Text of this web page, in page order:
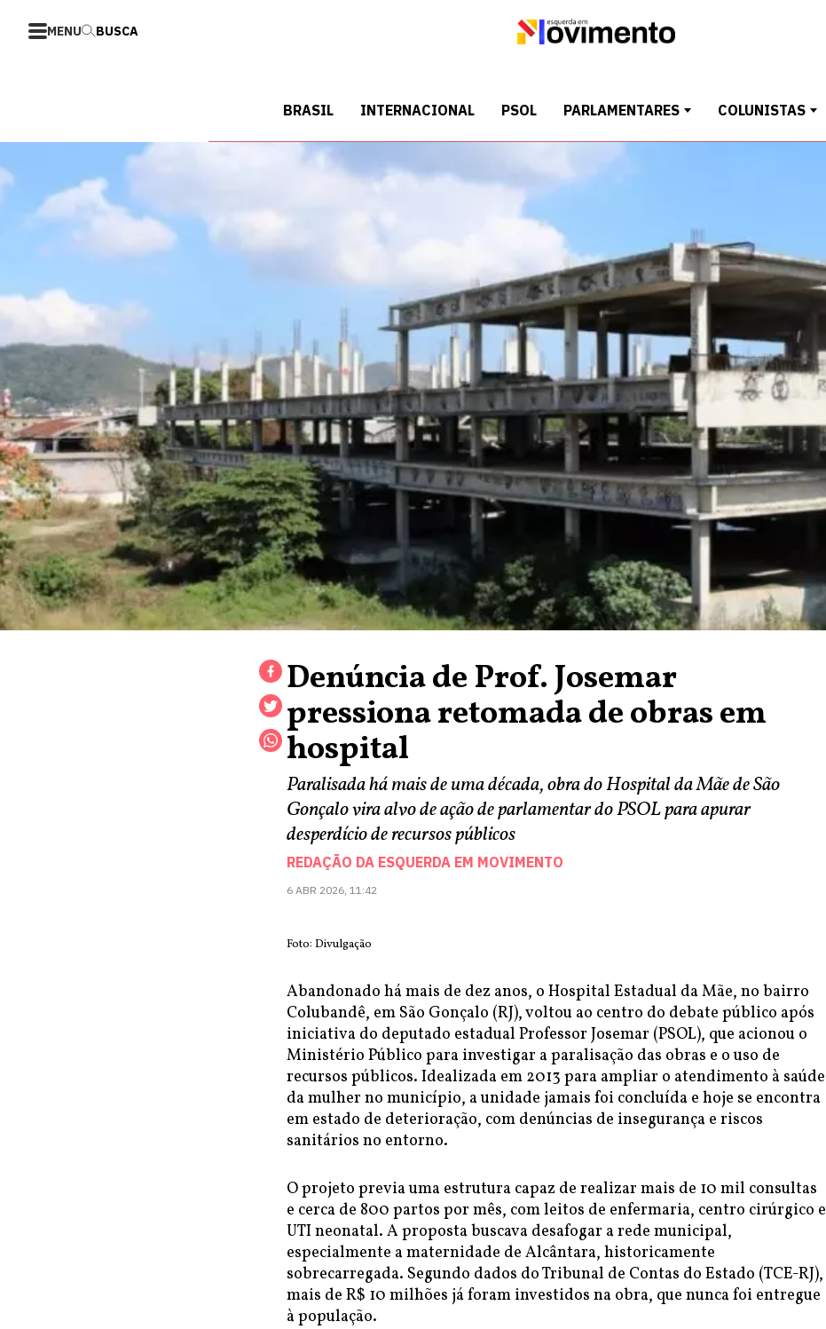
MENU BUSCA
BRASIL INTERNACIONAL PSOL PARLAMENTARES COLUNISTAS
Denúncia de Prof. Josemar
pressiona retomada de obras em
hospital
Paralisada há mais de uma década, obra do Hospital da Mãe de São
Gonçalo vira alvo de ação de parlamentar do PSOL para apurar
desperdício de recursos públicos
REDAÇÃO DA ESQUERDA EM MOVIMENTO
6 ABR 2026, 11:42
Foto: Divulgação
Abandonado há mais de dez anos, o Hospital Estadual da Mãe, no bairro
Colubandê, em São Gonçalo (RJ), voltou ao centro do debate público após
iniciativa do deputado estadual Professor Josemar (PSOL), que acionou o
Ministério Público para investigar a paralisação das obras e o uso de
recursos públicos. Idealizada em 2013 para ampliar o atendimento à saúde
da mulher no município, a unidade jamais foi concluída e hoje se encontra
em estado de deterioração, com denúncias de insegurança e riscos
sanitários no entorno.
O projeto previa uma estrutura capaz de realizar mais de 10 mil consultas
e cerca de 800 partos por mês, com leitos de enfermaria, centro cirúrgico e
UTI neonatal. A proposta buscava desafogar a rede municipal,
especialmente a maternidade de Alcântara, historicamente
sobrecarregada. Segundo dados do Tribunal de Contas do Estado (TCE-RJ),
mais de R$ 10 milhões já foram investidos na obra, que nunca foi entregue
à população.